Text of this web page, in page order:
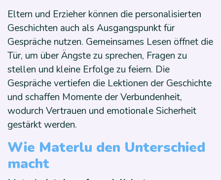
Eltern und Erzieher können die personalisierten
Geschichten auch als Ausgangspunkt für
Gespräche nutzen. Gemeinsames Lesen öffnet die
Tür, um über Ängste zu sprechen, Fragen zu
stellen und kleine Erfolge zu feiern. Die
Gespräche vertiefen die Lektionen der Geschichte
und schaffen Momente der Verbundenheit,
wodurch Vertrauen und emotionale Sicherheit
gestärkt werden.
Wie Materlu den Unterschied
macht